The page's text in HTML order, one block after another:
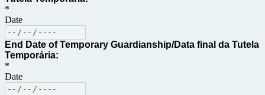
*
Date
End Date of Temporary Guardianship/Data final da Tutela
Temporária:
*
Date